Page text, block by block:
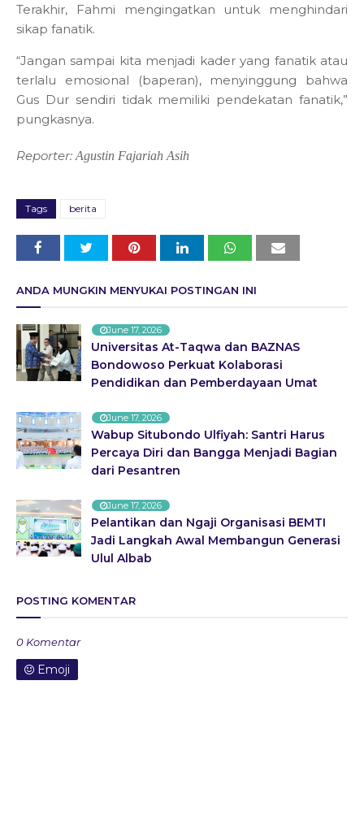
Terakhir, Fahmi mengingatkan untuk menghindari
sikap fanatik.
“Jangan sampai kita menjadi kader yang fanatik atau
terlalu emosional (baperan), menyinggung bahwa
Gus Dur sendiri tidak memiliki pendekatan fanatik,”
pungkasnya.
Reporter:Agustin Fajariah Asih
Tags berita
ANDA MUNGKIN MENYUKAI POSTINGAN INI
June 17, 2026
Universitas At-Taqwa dan BAZNAS
Bondowoso Perkuat Kolaborasi
Pendidikan dan Pemberdayaan Umat
June 17, 2026
Wabup Situbondo Ulfiyah: Santri Harus
Percaya Diri dan Bangga Menjadi Bagian
dari Pesantren
June 17, 2026
Pelantikan dan Ngaji Organisasi BEMTI
Jadi Langkah Awal Membangun Generasi
Ulul Albab
POSTING KOMENTAR
0 Komentar
Emoji